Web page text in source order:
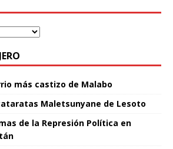
más castizo de Malabo
Maletsunyane de Lesoto
de la Represión Política en